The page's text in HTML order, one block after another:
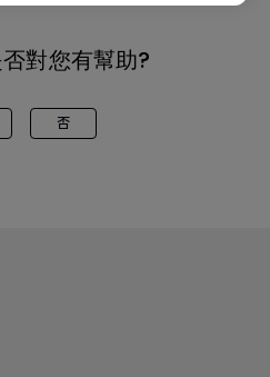
對您有幫助?
否